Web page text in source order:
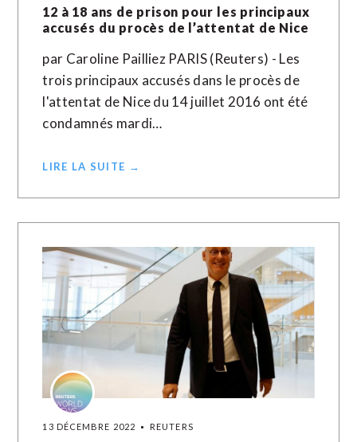
12 à 18 ans de prison pour les principaux
accusés du procès de l’attentat de Nice
par Caroline Pailliez PARIS (Reuters) - Les
trois principaux accusés dans le procès de
l'attentat de Nice du 14 juillet 2016 ont été
condamnés mardi…
LIRE LA SUITE →
13 DÉCEMBRE 2022 REUTERS